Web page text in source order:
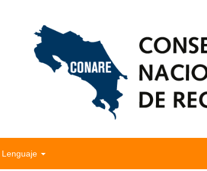
Lenguaje